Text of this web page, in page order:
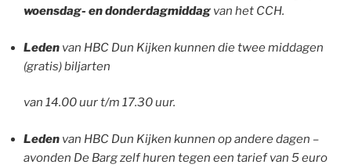
woensdag- en donderdagmiddag van het CCH.
Leden van HBC Dun Kijken kunnen die twee middagen
(gratis) biljarten
van 14.00 uur t/m 17.30 uur.
Leden van HBC Dun Kijken kunnen op andere dagen –
avonden De Barg zelf huren tegen een tarief van 5 euro